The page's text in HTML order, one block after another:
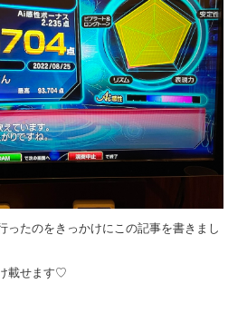
ったのをきっかけにこの記事を書きまし
載せます♡